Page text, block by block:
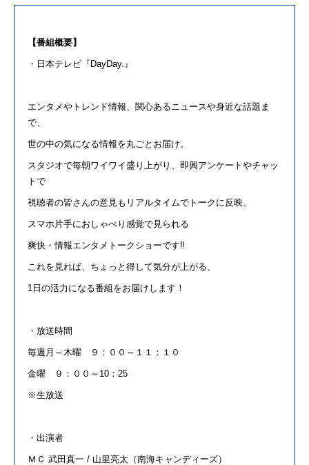
【番組概要】
・ 日本テレビ 『DayDay. 』
エンタメやトレンド情報、関心あるニュースや身近な話題ま
で、
世の中の気になる情報を丸ごとお届け。
スタジオで毎朝ワイワイ盛り上がり、即興アンケートやチャッ
トで
視聴者の皆さんの意見もリアルタイムでトークに反映。
スマホ片手におしゃべり感覚で見られる
爽快・情報エンタメトークショーです‼
これを見れば、ちょっと得して気分が上がる、
1日の活力になる番組をお届けします！
・放送時間
毎週月～木曜 ９：００～１１：１０
金曜 ９：００～ 10 ： 25
※生放送
・出演者
ＭＣ 武田真一 / 山里亮太（南海キャンディーズ）